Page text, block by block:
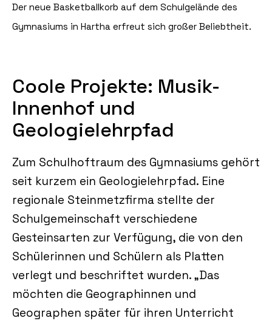
Der neue Basketballkorb auf dem Schulgelände des
Gymnasiums in Hartha erfreut sich großer Beliebtheit.
Coole Projekte: Musik-
Innenhof und
Geologielehrpfad
Zum Schulhoftraum des Gymnasiums gehört
seit kurzem ein Geologielehrpfad. Eine
regionale Steinmetzfirma stellte der
Schulgemeinschaft verschiedene
Gesteinsarten zur Verfügung, die von den
Schülerinnen und Schülern als Platten
verlegt und beschriftet wurden. „Das
möchten die Geographinnen und
Geographen später für ihren Unterricht